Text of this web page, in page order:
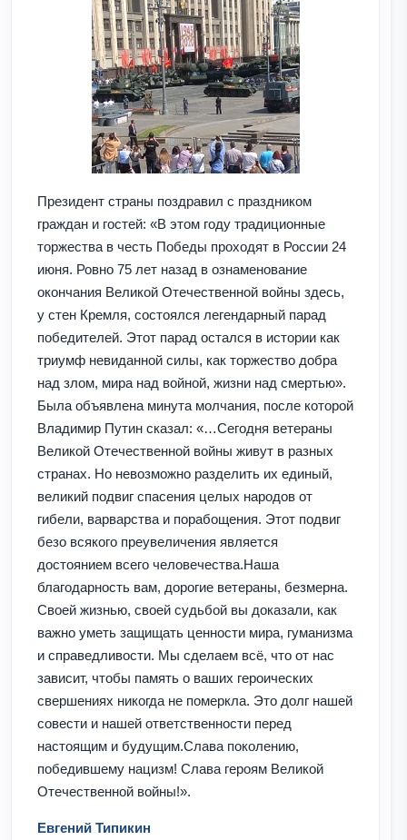
Президент страны поздравил с праздником
граждан и гостей: «В этом году традиционные
торжества в честь Победы проходят в России 24
июня. Ровно 75 лет назад в ознаменование
окончания Великой Отечественной войны здесь,
у стен Кремля, состоялся легендарный парад
победителей. Этот парад остался в истории как
триумф невиданной силы, как торжество добра
над злом, мира над войной, жизни над смертью».
Была объявлена минута молчания, после которой
Владимир Путин сказал: «…Сегодня ветераны
Великой Отечественной войны живут в разных
странах. Но невозможно разделить их единый,
великий подвиг спасения целых народов от
гибели, варварства и порабощения. Этот подвиг
безо всякого преувеличения является
достоянием всего человечества.Наша
благодарность вам, дорогие ветераны, безмерна.
Своей жизнью, своей судьбой вы доказали, как
важно уметь защищать ценности мира, гуманизма
и справедливости. Мы сделаем всё, что от нас
зависит, чтобы память о ваших героических
свершениях никогда не померкла. Это долг нашей
совести и нашей ответственности перед
настоящим и будущим.Слава поколению,
победившему нацизм! Слава героям Великой
Отечественной войны!».
Евгений Типикин